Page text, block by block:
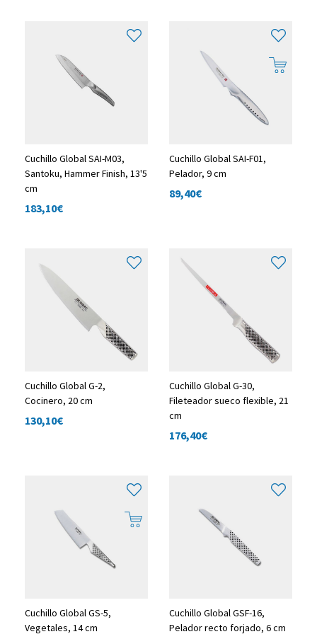
Cuchillo Global SAI-M03,
Santoku, Hammer Finish, 13'5
cm
183,10€
Cuchillo Global SAI-F01,
Pelador, 9 cm
89,40€
Cuchillo Global G-2,
Cocinero, 20 cm
130,10€
Cuchillo Global G-30,
Fileteador sueco flexible, 21
cm
176,40€
Cuchillo Global GS-5,
Vegetales, 14 cm
Cuchillo Global GSF-16,
Pelador recto forjado, 6 cm